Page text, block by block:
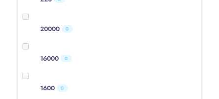
20000 0
16000 0
1600 0